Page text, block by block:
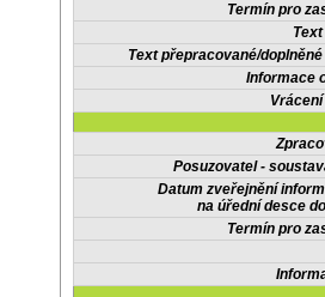
Termín pro
Text přepracované/
Informace
Posuzovatel -
Datum zveřejnění
na úřední desce
Termín pro